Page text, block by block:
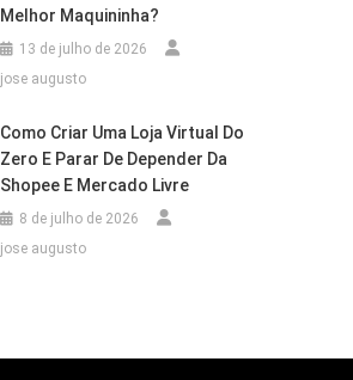
Melhor Maquininha?
13 de julho de 2026
jose augusto
Como Criar Uma Loja Virtual Do
Zero E Parar De Depender Da
Shopee E Mercado Livre
8 de julho de 2026
jose augusto